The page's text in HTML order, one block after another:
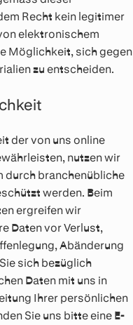
Recht kein legitimer
elektronischem
Möglichkeit, sich gegen
zu entscheiden.
der von uns online
nutzen wir
durch branchenübliche
werden. Beim
ergreifen wir
Daten vor Verlust,
Abänderung
sich bezüglich
Daten mit uns in
Ihrer persönlichen
Sie uns bitte eine E-